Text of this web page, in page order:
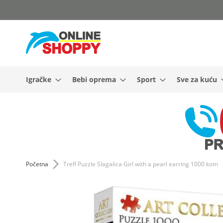
to
Content
Igračke Bebi oprema Sport Sve za kuću
Početna Trefl Puzzle Slagalica Girl with a pearl earring 1000 kom